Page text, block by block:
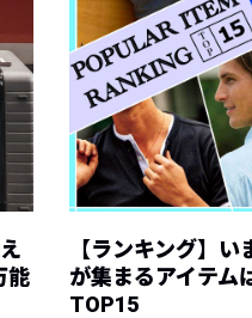
能
【ランキング】
が集まるアイテム
TOP15